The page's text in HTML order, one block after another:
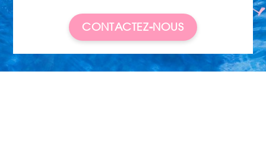
CONTACTEZ-NOUS